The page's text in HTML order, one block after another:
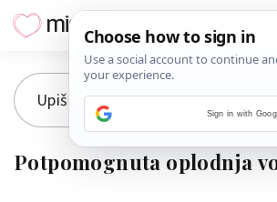
Potpomognuta oplodnja
Sign in with